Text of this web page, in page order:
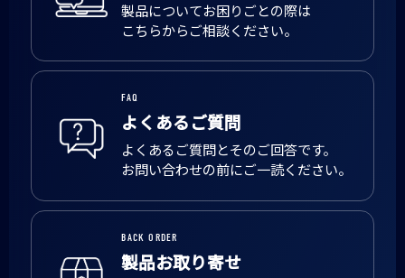
製品についてお困りごとの際は
こちらからご相談ください。
FAQ
よくあるご質問
よくあるご質問とそのご回答です。
お問い合わせの前にご一読ください。
BACK ORDER
製品お取り寄せ